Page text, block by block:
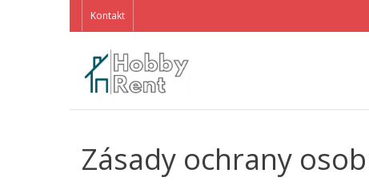
Kontakt
Zásady ochrany